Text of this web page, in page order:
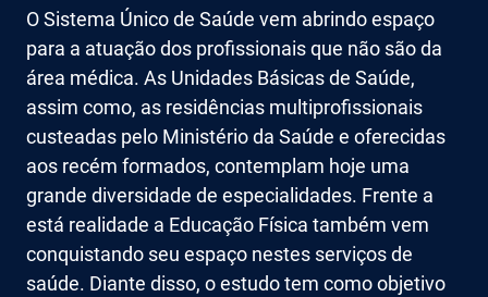
O Sistema Único de Saúde vem abrindo espaço
para a atuação dos profissionais que não são da
área médica. As Unidades Básicas de Saúde,
assim como, as residências multiprofissionais
custeadas pelo Ministério da Saúde e oferecidas
aos recém formados, contemplam hoje uma
grande diversidade de especialidades. Frente a
está realidade a Educação Física também vem
conquistando seu espaço nestes serviços de
saúde. Diante disso, o estudo tem como objetivo